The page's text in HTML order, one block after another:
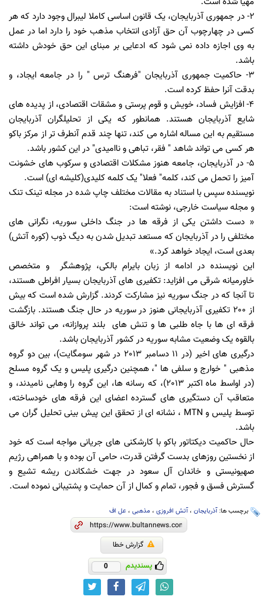
2- در جمهوری آذربایجان، یک قانون اساسی کاملا لیبرال وجود دارد که هر
کسی در چهارچوب آن حق آزادی انتخاب مذهب خود را دارد اما در عمل
به وی اجازه داده نمی شود که ادعایی بر مبنای این حق خودش داشته
باشد.
3- حاکمیت جمهوری آذربایجان "فرهنگ ترس " را در جامعه ایجاد، و
بدقت آنرا حفظ کرده است.
4- افزایش فساد، خویش و قوم پرستی و مشقات اقتصادی، از پدیده های
شایع آذربایجان هستند. همانطور که یکی از تحلیلگران آذربایجان
مستقیم به این مساله اشاره می کند، تنها چند قدم آنطرف تر از مرکز باکو
هر کسی می تواند شاهد " فقر، تباهی و ناامیدی" در این کشور باشد.
5- در آذربایجان، جامعه هنوز مشکلات اقتصادی و سرکوب های خشونت
آمیز را تحمل می کند، کلمه" فعلا" یک کلمه کلیدی(کلیشه ای) است.
نویسنده سپس با استناد به مقالات مختلف چاپ شده در مجله تینک تنک
و مجله سیاست خارجی، نوشته است:
« دست داشتن یکی از فرقه ها در جنگ داخلی سوریه، نگرانی های
مختلفی را در آذربایجان که مستعد تبدیل شدن به دیگ ذوب (کوره آتش)
بعدی است، ایجاد خواهد کرد.»
این نویسنده در ادامه از زبان بایرام بالکی، پژوهشگر و متخصص
خاورمیانه شرقی می افزاید: تکفیری های آذربایجان بسیار افراطی هستند،
تا آنجا که در جنگ سوریه نیز مشارکت کردند. گزارش شده است که بیش
از 200 تکفیری آذربایجانی هنوز در سوریه در حال جنگ هستند. بازگشت
فرقه ای ها با جاه طلبی ها و تنش های بلند پروازانه، می تواند خالق
بالقوه یک وضعیت مشابه سوریه در کشور آذربایجان باشد.
درگیری های اخیر (در 11 دسامبر 2013 در شهر سومگایت)، بین دو گروه
مذهبی " خوارج و سلفی ها "، همچنین درگیری پلیس و یک گروه مسلح
(در اواسط ماه اکتبر 2013)، که رسانه ها، این گروه را وهابی نامیدند، و
متعاقب آن دستگیری های گسترده اعضای این فرقه های خودساخته،
توسط پلیس و MTN ، نشانه ای از تحقق این پیش بینی تحلیل گران می
باشد.
حال حاکمیت دیکتاتور باکو با کارشکنی های جریانی مواجه است که خود
از نخستین روزهای بدست گرفتن قدرت، حامی آن بوده و با همراهی رژیم
صهیونیستی و خاندان آل سعود در جهت خشکاندن ریشه تشیع و
گسترش فسق و فجور، تمام و کمال از آن حمایت و پشتیبانی نموده است.
برچسب ها:آذربایجان ،آتش افروزی ، مذهبی ، عل اف
گزارش خطا
پسندیدم 0